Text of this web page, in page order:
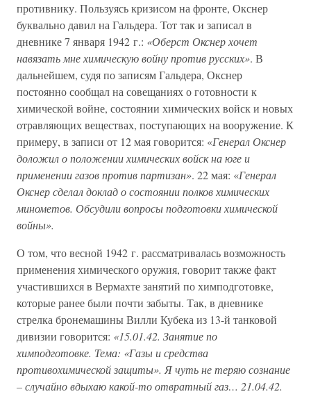
противнику. Пользуясь кризисом на фронте, Окснер
буквально давил на Гальдера. Тот так и записал в
дневнике 7 января 1942 г.: «Оберст Окснер хочет
навязать мне химическую войну против русских». В
дальнейшем, судя по записям Гальдера, Окснер
постоянно сообщал на совещаниях о готовности к
химической войне, состоянии химических войск и новых
отравляющих веществах, поступающих на вооружение. К
примеру, в записи от 12 мая говорится: «Генерал Окснер
доложил о положении химических войск на юге и
применении газов против партизан». 22 мая: «Генерал
Окснер сделал доклад о состоянии полков химических
минометов. Обсудили вопросы подготовки химической
войны».
О том, что весной 1942 г. рассматривалась возможность
применения химического оружия, говорит также факт
участившихся в Вермахте занятий по химподготовке,
которые ранее были почти забыты. Так, в дневнике
стрелка бронемашины Вилли Кубека из 13-й танковой
дивизии говорится: «15.01.42. Занятие по
химподготовке. Тема: «Газы и средства
противохимической защиты». Я чуть не теряю сознание
– случайно вдыхаю какой-то отвратный газ… 21.04.42.